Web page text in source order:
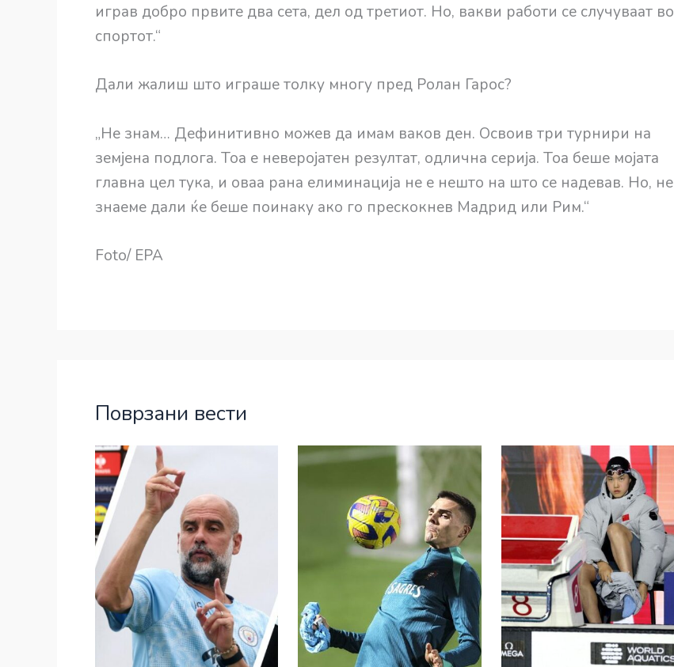
играв добро првите два сета, дел од третиот. Но, вакви работи се случуваат во
спортот.“
Дали жалиш што играше толку многу пред Ролан Гарос?
„Не знам… Дефинитивно можев да имам ваков ден. Освоив три турнири на
земјена подлога. Тоа е неверојатен резултат, одлична серија. Тоа беше мојата
главна цел тука, и оваа рана елиминација не е нешто на што се надевав. Но, не
знаеме дали ќе беше поинаку ако го прескокнев Мадрид или Рим.“
Foto/ EPA
Поврзани вести